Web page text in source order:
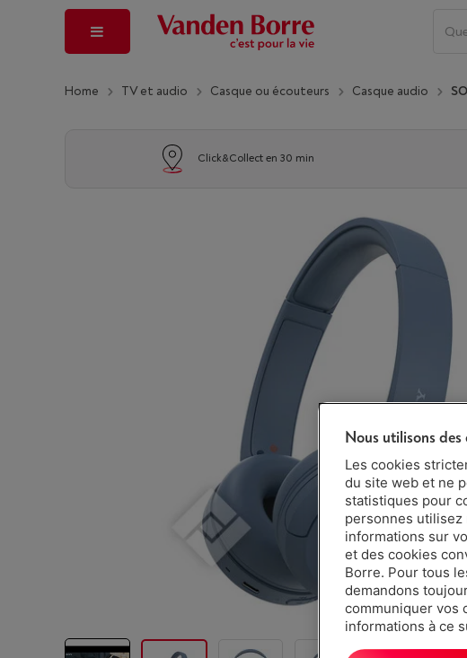
Home TV et audio Casque ou écouteurs Casque audio
Click&Collect en 30 min
Nous utilisons des
Les cookies
du site web et ne
statistiques pour
personnes
informations sur
et des cookies
Borre. Pour tous
demandons
communiquer vos
informations à ce